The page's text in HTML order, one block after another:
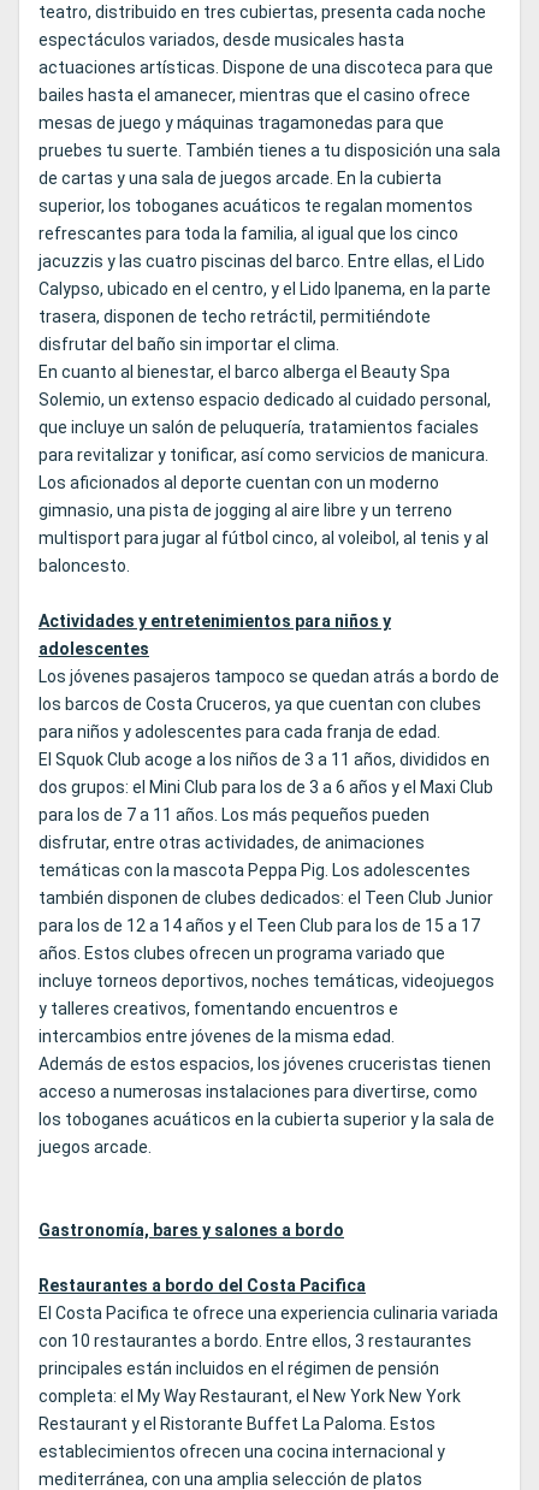
teatro, distribuido en tres cubiertas, presenta cada noche
espectáculos variados, desde musicales hasta
actuaciones artísticas. Dispone de una discoteca para que
bailes hasta el amanecer, mientras que el casino ofrece
mesas de juego y máquinas tragamonedas para que
pruebes tu suerte. También tienes a tu disposición una sala
de cartas y una sala de juegos arcade. En la cubierta
superior, los toboganes acuáticos te regalan momentos
refrescantes para toda la familia, al igual que los cinco
jacuzzis y las cuatro piscinas del barco. Entre ellas, el Lido
Calypso, ubicado en el centro, y el Lido Ipanema, en la parte
trasera, disponen de techo retráctil, permitiéndote
disfrutar del baño sin importar el clima.
En cuanto al bienestar, el barco alberga el Beauty Spa
Solemio, un extenso espacio dedicado al cuidado personal,
que incluye un salón de peluquería, tratamientos faciales
para revitalizar y tonificar, así como servicios de manicura.
Los aficionados al deporte cuentan con un moderno
gimnasio, una pista de jogging al aire libre y un terreno
multisport para jugar al fútbol cinco, al voleibol, al tenis y al
baloncesto.
Actividades y entretenimientos para niños y
adolescentes
Los jóvenes pasajeros tampoco se quedan atrás a bordo de
los barcos de Costa Cruceros, ya que cuentan con clubes
para niños y adolescentes para cada franja de edad.
El Squok Club acoge a los niños de 3 a 11 años, divididos en
dos grupos: el Mini Club para los de 3 a 6 años y el Maxi Club
para los de 7 a 11 años. Los más pequeños pueden
disfrutar, entre otras actividades, de animaciones
temáticas con la mascota Peppa Pig. Los adolescentes
también disponen de clubes dedicados: el Teen Club Junior
para los de 12 a 14 años y el Teen Club para los de 15 a 17
años. Estos clubes ofrecen un programa variado que
incluye torneos deportivos, noches temáticas, videojuegos
y talleres creativos, fomentando encuentros e
intercambios entre jóvenes de la misma edad.
Además de estos espacios, los jóvenes cruceristas tienen
acceso a numerosas instalaciones para divertirse, como
los toboganes acuáticos en la cubierta superior y la sala de
juegos arcade.
Gastronomía, bares y salones a bordo
Restaurantes a bordo del Costa Pacifica
El Costa Pacifica te ofrece una experiencia culinaria variada
con 10 restaurantes a bordo. Entre ellos, 3 restaurantes
principales están incluidos en el régimen de pensión
completa: el My Way Restaurant, el New York New York
Restaurant y el Ristorante Buffet La Paloma. Estos
establecimientos ofrecen una cocina internacional y
mediterránea, con una amplia selección de platos